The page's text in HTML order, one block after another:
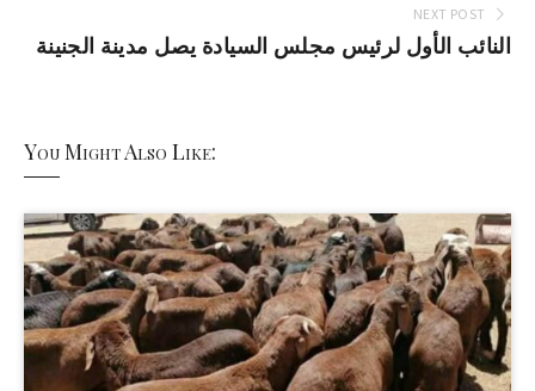
NEXT POST
النائب الأول لرئيس مجلس السيادة يصل مدينة الجنينة
You Might Also Like: